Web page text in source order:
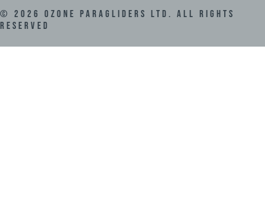
© 2026 Ozone Paragliders LTD. All Rights
Reserved